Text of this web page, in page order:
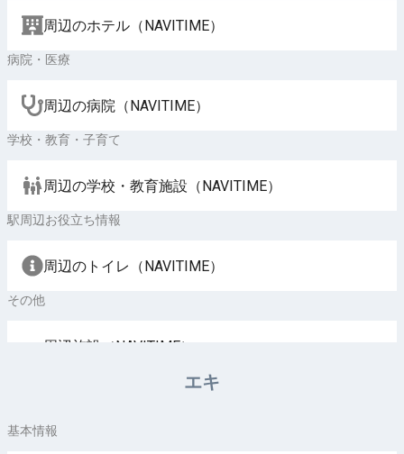
周辺のホテル（NAVITIME）
病院・医療
周辺の病院（NAVITIME）
学校・教育・子育て
周辺の学校・教育施設（NAVITIME）
駅周辺お役立ち情報
周辺のトイレ（NAVITIME）
その他
周辺施設（NAVITIME）
エキ
基本情報